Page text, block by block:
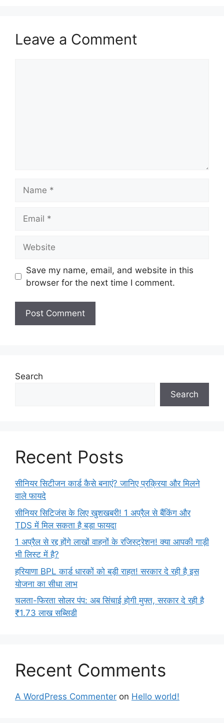
Leave a Comment
Save my name, email, and website in this
browser for the next time I comment.
Search
Search
Recent Posts
सीनियर सिटीजन कार्ड कैसे बनाएं? जानिए प्रक्रिया और मिलने
वाले फायदे
सीनियर सिटिजंस के लिए खुशखबरी! 1 अप्रैल से बैंकिंग और
TDS में मिल सकता है बड़ा फायदा
1 अप्रैल से रद्द होंगे लाखों वाहनों के रजिस्ट्रेशन! क्या आपकी गाड़ी
भी लिस्ट में है?
हरियाणा BPL कार्ड धारकों को बड़ी राहत! सरकार दे रही है इस
योजना का सीधा लाभ
चलता-फिरता सोलर पंप: अब सिंचाई होगी मुफ्त, सरकार दे रही है
₹1.73 लाख सब्सिडी
Recent Comments
A WordPress Commenter on Hello world!